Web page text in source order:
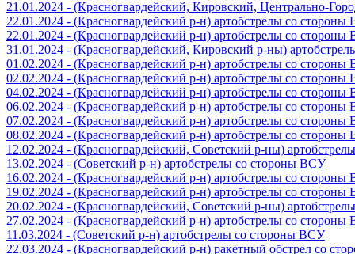
21.01.2024 - (Красногвардейский, Кировский, Центрально-
22.01.2024 - (Красногвардейский р-н) артобстрелы со
22.01.2024 - (Красногвардейский р-н) артобстрелы со
31.01.2024 - (Красногвардейский, Кировский р-ны)
01.02.2024 - (Красногвардейский р-н) артобстрелы со
02.02.2024 - (Красногвардейский р-н) артобстрелы со
04.02.2024 - (Красногвардейский р-н) артобстрелы со
06.02.2024 - (Красногвардейский р-н) артобстрелы со
07.02.2024 - (Красногвардейский р-н) артобстрелы со
08.02.2024 - (Красногвардейский р-н) артобстрелы со
12.02.2024 - (Красногвардейский, Советский р-ны)
13.02.2024 - (Советский р-н) артобстрелы со стороны ВСУ
16.02.2024 - (Красногвардейский р-н) артобстрелы со
19.02.2024 - (Красногвардейский р-н) артобстрелы со
20.02.2024 - (Красногвардейский, Советский р-ны)
27.02.2024 - (Красногвардейский р-н) артобстрелы со
11.03.2024 - (Советский р-н) артобстрелы со стороны ВСУ
22.03.2024 - (Красногвардейский р-н) ракетный обстрел со